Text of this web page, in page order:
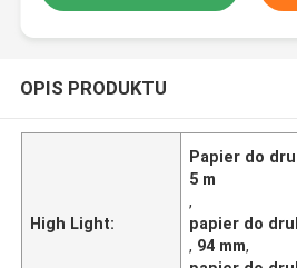
OPIS PRODUKTU
High Light:
Papier do
5 m
,
papier do
, 94 mm,